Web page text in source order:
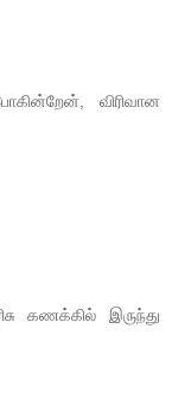
விரிவான
கணக்கில் இருந்து